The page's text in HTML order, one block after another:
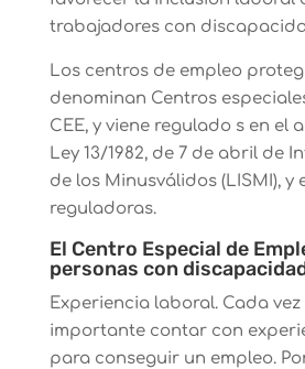
trabajadores con
Los centros de empleo
denominan Centros
CEE, y viene regulado s en el
Ley 13/1982, de 7 de abril de
de los Minusválidos (LISMI), y
reguladoras.
El Centro Especial de
personas con
Experiencia laboral. Cada vez
importante contar con
para conseguir un empleo.